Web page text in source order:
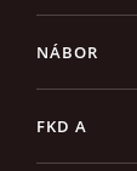
NÁBOR
FKD A